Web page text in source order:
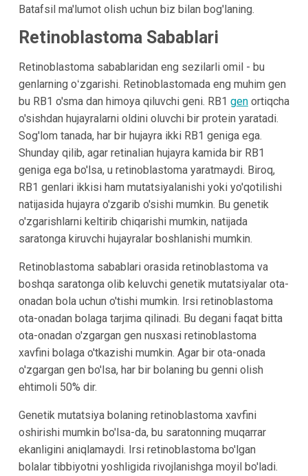
Batafsil ma'lumot olish uchun biz bilan bog'laning.
Retinoblastoma Sabablari
Retinoblastoma sabablaridan eng sezilarli omil - bu
genlarning oʻzgarishi. Retinoblastomada eng muhim gen
bu RB1 o'sma dan himoya qiluvchi geni. RB1 gеnortiqcha
o'sishdan hujayralarni oldini oluvchi bir protein yaratadi.
Sog'lom tanada, har bir hujayra ikki RB1 geniga ega.
Shunday qilib, agar retinalian hujayra kamida bir RB1
geniga ega bo'lsa, u retinoblastoma yaratmaydi. Biroq,
RB1 genlari ikkisi ham mutatsiyalanishi yoki yo'qotilishi
natijasida hujayra o'zgarib o'sishi mumkin. Bu genetik
o'zgarishlarni keltirib chiqarishi mumkin, natijada
saratonga kiruvchi hujayralar boshlanishi mumkin.
Retinoblastoma sabablari orasida retinoblastoma va
boshqa saratonga olib keluvchi genetik mutatsiyalar ota-
onadan bola uchun o'tishi mumkin. Irsi retinoblastoma
ota-onadan bolaga tarjima qilinadi. Bu degani faqat bitta
ota-onadan o'zgargan gen nusxasi retinoblastoma
xavfini bolaga o'tkazishi mumkin. Agar bir ota-onada
o'zgargan gen bo'lsa, har bir bolaning bu genni olish
ehtimoli 50% dir.
Genetik mutatsiya bolaning retinoblastoma xavfini
oshirishi mumkin bo'lsa-da, bu saratonning muqarrar
ekanligini aniqlamaydi. Irsi retinoblastoma bo'lgan
bolalar tibbiyotni yoshligida rivojlanishga moyil bo'ladi.